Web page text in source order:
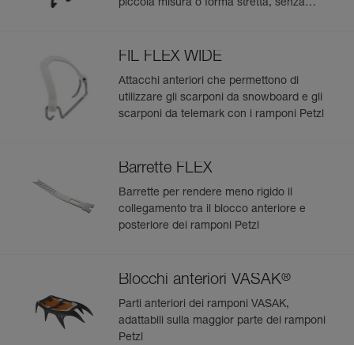
- punte anteriori, barrette, sistema antizoccolo e sistema
maggior parte degli scarponi con o senza bordo anteriore:
stretti, flessibili, scarponi da telemark, scarponi da
snowboard...
piccola misura o forma stretta, senza
FIL FLEX WIDE
Attacchi anteriori che permettono di
utilizzare gli scarponi da snowboard e gli
scarponi da telemark con i ramponi Petzl
Barrette FLEX
Barrette per rendere meno rigido il
collegamento tra il blocco anteriore e
posteriore dei ramponi Petzl
Blocchi anteriori VASAK®
Parti anteriori dei ramponi VASAK,
adattabili sulla maggior parte dei ramponi
Petzl